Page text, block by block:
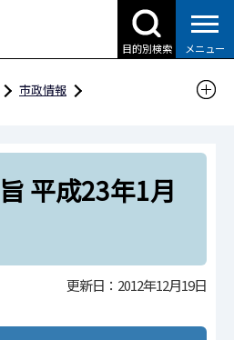
目的別検索 メニュー
市政情報
（平成22年度）
成23年1月18日
平成23年1月
更新日：2012年12月19日